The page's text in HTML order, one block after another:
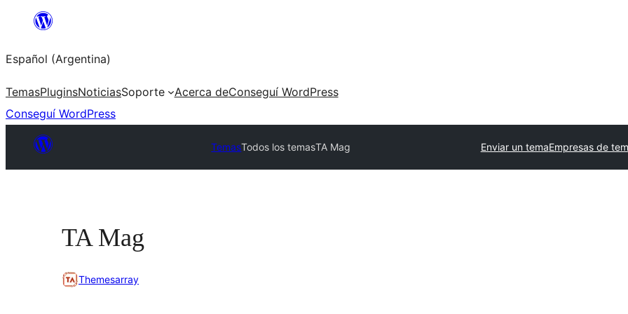
Saltar
contenido
Español (Argentina)
TemasPluginsNoticiasSoporte Acerca deConseguí WordPress
Conseguí WordPress
TemasTodos los temasTA Mag Enviar un temaEmpresas de
TA Mag
Themesarray